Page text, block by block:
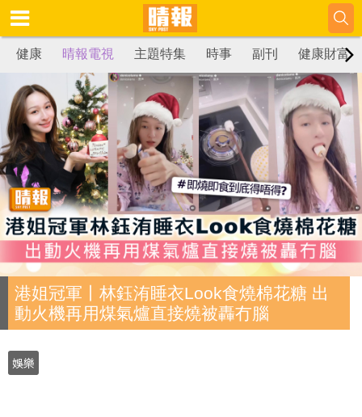
健康 晴報電視 主題特集 時事 副刊 健康財富
港姐冠軍丨林鈺洧睡衣Look食燒棉花糖 出
動火機再用煤氣爐直接燒被轟冇腦
娛樂